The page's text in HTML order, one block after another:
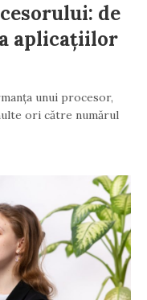
de
aplicațiilor
unui procesor,
ori către numărul